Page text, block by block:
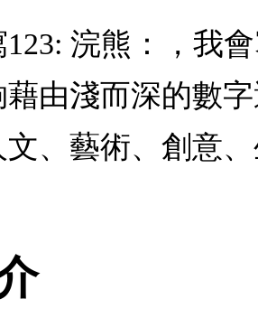
浣熊：，我
藉由淺而深的數
文、藝術、創意、